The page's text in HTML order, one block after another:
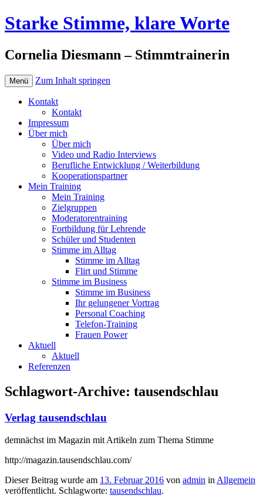
Starke Stimme, klare Worte
Cornelia Diesmann – Stimmtrainerin
Menü Zum Inhalt springen
Kontakt
Kontakt
Impressum
Über mich
Über mich
Video und Radio Interviews
Berufliche Entwicklung / Weiterbildung
Kooperationspartner
Mein Training
Mein Training
Zielgruppen
Moderatorentraining
Fortbildung für Lehrende
Schüler und Studenten
Stimme im Alltag
Stimme im Alltag
Flirt und Stimme
Stimme im Business
Stimme im Business
Ihr gelungener Vortrag
Personal Coaching
Telefon-Training
Frauen Power
Aktuell
Aktuell
Referenzen
Schlagwort-Archive: tausendschlau
Verlag tausendschlau
demnächst im Magazin mit Artikeln zum Thema Stimme
http://magazin.tausendschlau.com/
Dieser Beitrag wurde am 13. Februar 2016 von admin in Allgemein
veröffentlicht. Schlagworte: tausendschlau.